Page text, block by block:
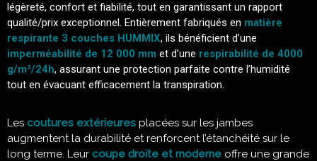
légèreté, confort et fiabilité, tout en garantissant un rapport
qualité/prix exceptionnel. Entièrement fabriqués en matière
respirante 3 couches HUMMIX, ils bénéficient d’une
imperméabilité de 12 000 mm et d’une respirabilité de 4000
g/m²/24h, assurant une protection parfaite contre l’humidité
tout en évacuant efficacement la transpiration.
Les coutures extérieures placées sur les jambes
augmentent la durabilité et renforcent l’étanchéité sur le
long terme. Leur coupe droite et moderne offre une grande